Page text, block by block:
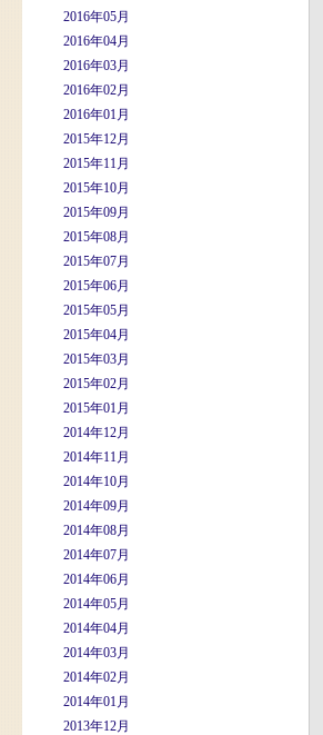
2016年05月
2016年04月
2016年03月
2016年02月
2016年01月
2015年12月
2015年11月
2015年10月
2015年09月
2015年08月
2015年07月
2015年06月
2015年05月
2015年04月
2015年03月
2015年02月
2015年01月
2014年12月
2014年11月
2014年10月
2014年09月
2014年08月
2014年07月
2014年06月
2014年05月
2014年04月
2014年03月
2014年02月
2014年01月
2013年12月